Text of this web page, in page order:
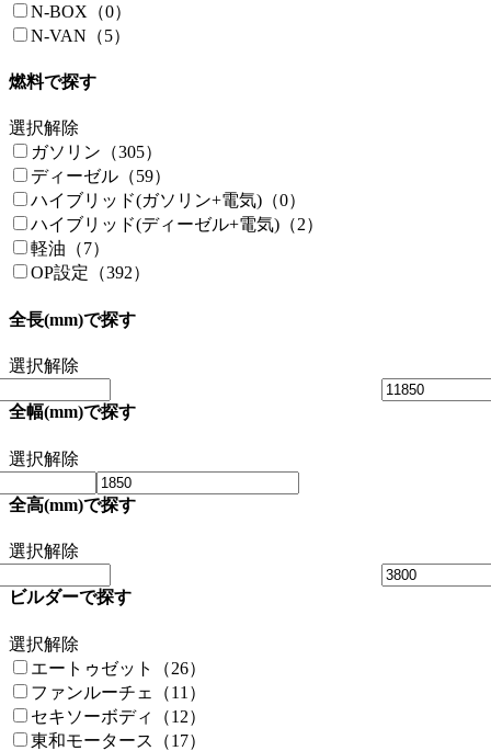
N-BOX（0）
N-VAN（5）
燃料で探す
選択解除
ガソリン（305）
ディーゼル（59）
ハイブリッド(ガソリン+電気)（0）
ハイブリッド(ディーゼル+電気)（2）
軽油（7）
OP設定（392）
全長(mm)で探す
選択解除
全幅(mm)で探す
選択解除
全高(mm)で探す
選択解除
ビルダーで探す
選択解除
エートゥゼット（26）
ファンルーチェ（11）
セキソーボディ（12）
東和モータース（17）